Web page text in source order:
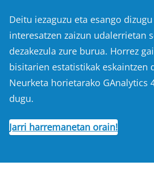
Deitu iezaguzu eta esango
interesatzen zaizun udalerrietan
dezakezula zure burua. Horrez
bisitarien estatistikak eskaintzen
Neurketa horietarako GAnalytics
dugu.
Jarri harremanetan orain!